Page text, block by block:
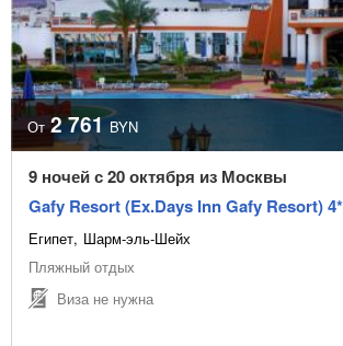
От 2 761 BYN
9 ночей с 20 октября из Москвы
Gafy Resort (Ex.Days Inn Gafy Resort) 4*
Египет Шарм-эль-Шейх
Пляжный отдых
Виза не нужна